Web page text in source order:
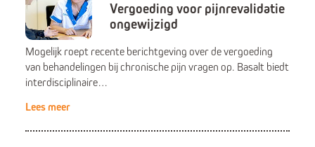
Vergoeding voor pijnrevalidatie
ongewijzigd
Mogelijk roept recente berichtgeving over de vergoeding
van behandelingen bij chronische pijn vragen op. Basalt biedt
interdisciplinaire…
Lees meer